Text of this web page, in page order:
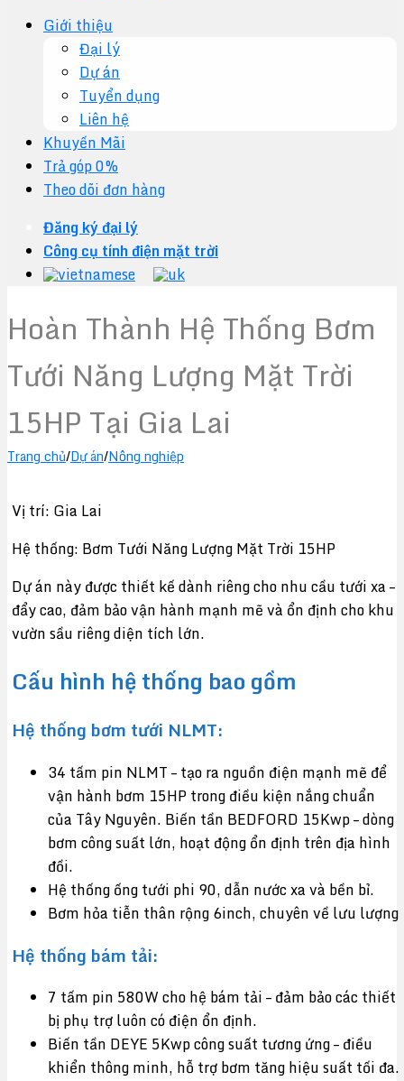
Giới thiệu
Đại lý
Dự án
Tuyển dụng
Liên hệ
Khuyến Mãi
Trả góp 0%
Theo dõi đơn hàng
Đăng ký đại lý
Công cụ tính điện mặt trời
Hoàn Thành Hệ Thống Bơm
Tưới Năng Lượng Mặt Trời
15HP Tại Gia Lai
Trang chủ/Dự án/Nông nghiệp
Vị trí: Gia Lai
Hệ thống: Bơm Tưới Năng Lượng Mặt Trời 15HP
Dự án này được thiết kế dành riêng cho nhu cầu tưới xa –
đẩy cao, đảm bảo vận hành mạnh mẽ và ổn định cho khu
vườn sầu riêng diện tích lớn.
Cấu hình hệ thống bao gồm
Hệ thống bơm tưới NLMT:
34 tấm pin NLMT – tạo ra nguồn điện mạnh mẽ để
vận hành bơm 15HP trong điều kiện nắng chuẩn
của Tây Nguyên. Biến tần BEDFORD 15Kwp – dòng
bơm công suất lớn, hoạt động ổn định trên địa hình
đồi.
Hệ thống ống tưới phi 90, dẫn nước xa và bền bỉ.
Bơm hỏa tiễn thân rộng 6inch, chuyên về lưu lượng
Hệ thống bám tải:
7 tấm pin 580W cho hệ bám tải – đảm bảo các thiết
bị phụ trợ luôn có điện ổn định.
Biến tần DEYE 5Kwp công suất tương ứng – điều
khiển thông minh, hỗ trợ bơm tăng hiệu suất tối đa.